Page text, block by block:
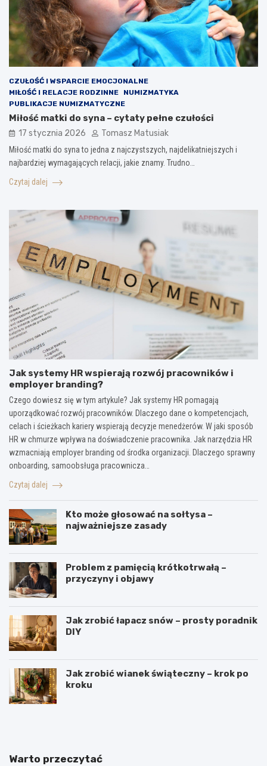
CZUŁOŚĆ I WSPARCIE EMOCJONALNE
MIŁOŚĆ I RELACJE RODZINNE
NUMIZMATYKA
PUBLIKACJE NUMIZMATYCZNE
Miłość matki do syna – cytaty pełne czułości
17 stycznia 2026 Tomasz Matusiak
Miłość matki do syna to jedna z najczystszych, najdelikatniejszych i
najbardziej wymagających relacji, jakie znamy. Trudno…
Czytaj dalej
Jak systemy HR wspierają rozwój pracowników i
employer branding?
Czego dowiesz się w tym artykule? Jak systemy HR pomagają
uporządkować rozwój pracowników. Dlaczego dane o kompetencjach,
celach i ścieżkach kariery wspierają decyzje menedżerów. W jaki sposób
HR w chmurze wpływa na doświadczenie pracownika. Jak narzędzia HR
wzmacniają employer branding od środka organizacji. Dlaczego sprawny
onboarding, samoobsługa pracownicza…
Czytaj dalej
Kto może głosować na sołtysa –
najważniejsze zasady
Problem z pamięcią krótkotrwałą –
przyczyny i objawy
Jak zrobić łapacz snów – prosty poradnik
DIY
Jak zrobić wianek świąteczny – krok po
kroku
J
p
W
y
Warto przeczytać